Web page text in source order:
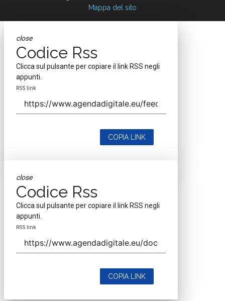
Mappa del sito
close
Codice Rss
Clicca sul pulsante per copiare il link RSS negli
appunti.
RSS link
COPIA LINK
close
Codice Rss
Clicca sul pulsante per copiare il link RSS negli
appunti.
RSS link
COPIA LINK